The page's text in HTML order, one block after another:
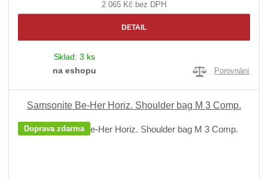
2 065 Kč bez DPH
DETAIL
Sklad: 3 ks
na eshopu
Porovnání
Samsonite Be-Her Horiz. Shoulder bag M 3 Comp.
Doprava zdarma